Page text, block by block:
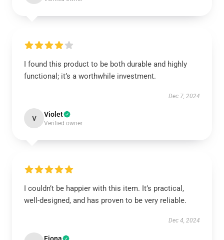
I found this product to be both durable and highly
functional; it’s a worthwhile investment.
Dec 7, 2024
V Violet
Verified owner
I couldn’t be happier with this item. It’s practical,
well-designed, and has proven to be very reliable.
Dec 4, 2024